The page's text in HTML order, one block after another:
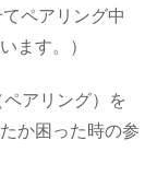
ペアリング中
ます。）
アリング）を
か困った時の参